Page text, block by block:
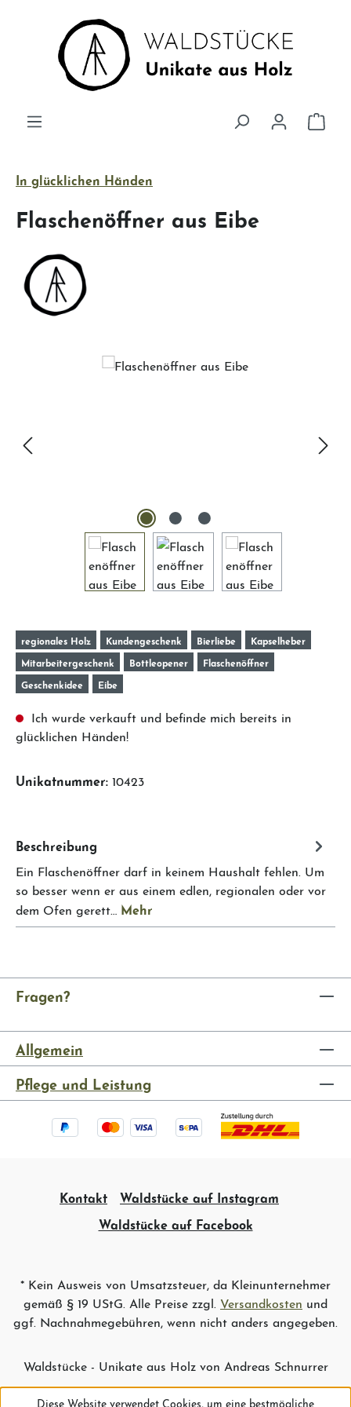
Zum Hauptinhalt springen
In glücklichen Händen
Flaschenöffner aus Eibe
Bildergalerie überspringen
regionales Holz Kundengeschenk Bierliebe
Kapselheber
Mitarbeitergeschenk
Bottleopener
Flaschenöffner
Geschenkidee
Eibe
Ich wurde verkauft und befinde mich bereits in
glücklichen Händen!
Unikatnummer: 10423
Beschreibung
Ein Flaschenöffner darf in keinem Haushalt fehlen. Um
so besser wenn er aus einem edlen, regionalen oder vor
dem Ofen gerett… Mehr
Fragen?
Allgemein
Pflege und Leistung
Kontakt
Waldstücke auf Instagram
Waldstücke auf Facebook
* Kein Ausweis von Umsatzsteuer, da Kleinunternehmer
gemäß § 19 UStG. Alle Preise zzgl. Versandkosten und
ggf. Nachnahmegebühren, wenn nicht anders angegeben.
Waldstücke - Unikate aus Holz von Andreas Schnurrer
Diese Website verwendet Cookies, um eine bestmögliche